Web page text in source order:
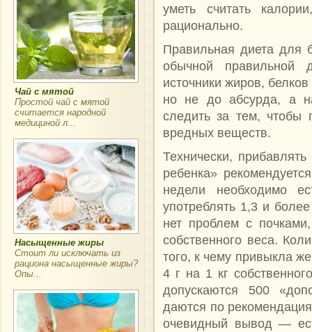
Чай с мятой
Простой чай с мятой
считается народной
медициной л...
Насыщенные жиры
Стоит ли исключать из
рациона насыщенные жиры?
Опы...
уметь считать
рационально.
Правильная диета для
обычной
источники жиров,
но не до абсурда, а
следить за тем,
вредных веществ.
Технически,
ребенка»
недели необходимо
употреблять 1,3 и
нет проблем с
собственного веса.
того, к чему привыкла
4 г на 1 кг
допускаются 500
даются по
очевидный вывод —